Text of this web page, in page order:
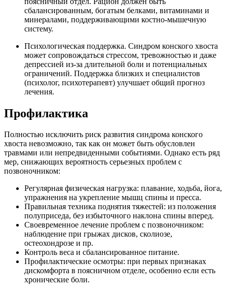
сбалансированным, богатым белками, витаминами и
минералами, поддерживающими костно-мышечную
систему.
Психологическая поддержка. Синдром конского хвоста
может сопровождаться стрессом, тревожностью и даже
депрессией из-за длительной боли и потенциальных
ограничений. Поддержка близких и специалистов
(психолог, психотерапевт) улучшает общий прогноз
лечения.
Профилактика
Полностью исключить риск развития синдрома конского
хвоста невозможно, так как он может быть обусловлен
травмами или непредвиденными событиями. Однако есть ряд
мер, снижающих вероятность серьезных проблем с
позвоночником:
Регулярная физическая нагрузка: плавание, ходьба, йога,
упражнения на укрепление мышц спины и пресса.
Правильная техника поднятия тяжестей: из положения
полуприседа, без избыточного наклона спины вперед.
Своевременное лечение проблем с позвоночником:
наблюдение при грыжах дисков, сколиозе,
остеохондрозе и пр.
Контроль веса и сбалансированное питание.
Профилактические осмотры: при первых признаках
дискомфорта в поясничном отделе, особенно если есть
хронические боли.